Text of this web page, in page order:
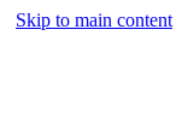
Skip to main content